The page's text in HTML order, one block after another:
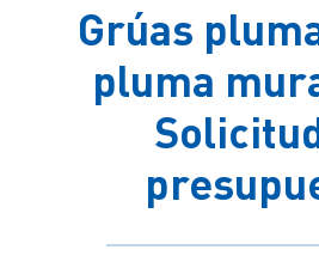
Grúas
pluma